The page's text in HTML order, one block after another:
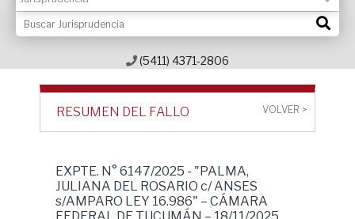
Contacto
(5411) 4371-2806
RESUMEN DEL FALLO VOLVER >
EXPTE. N° 6147/2025 - "PALMA,
JULIANA DEL ROSARIO c/ ANSES
s/AMPARO LEY 16.986" – CÁMARA